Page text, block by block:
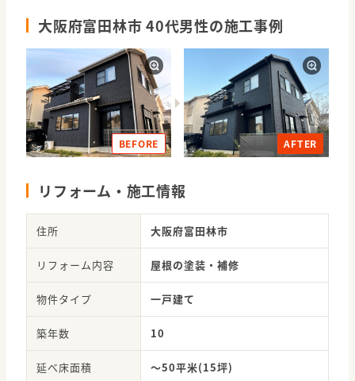
大阪府富田林市 40代男性の施工事例
BEFORE AFTER
リフォーム・施工情報
住所 大阪府富田林市
リフォーム内容 屋根の塗装・補修
物件タイプ 一戸建て
築年数 10
延べ床面積 ～50平米(15坪)